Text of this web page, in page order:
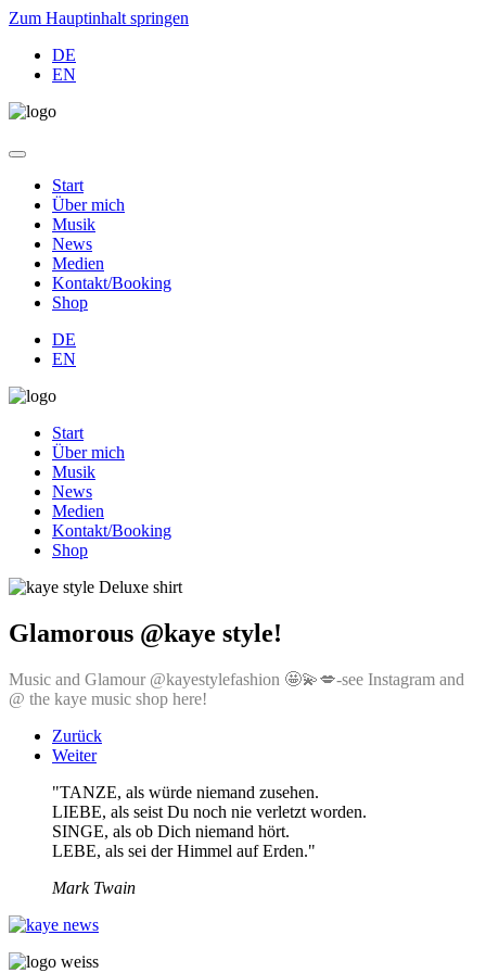
Zum Hauptinhalt springen
DE
EN
Start
Über mich
Musik
News
Medien
Kontakt/Booking
Shop
DE
EN
Start
Über mich
Musik
News
Medien
Kontakt/Booking
Shop
Glamorous @kaye style!
Music and Glamour @kayestylefashion 🤩💫💋-see Instagram and
@ the kaye music shop here!
Zurück
Weiter
"TANZE, als würde niemand zusehen.
LIEBE, als seist Du noch nie verletzt worden.
SINGE, als ob Dich niemand hört.
LEBE, als sei der Himmel auf Erden."
Mark Twain